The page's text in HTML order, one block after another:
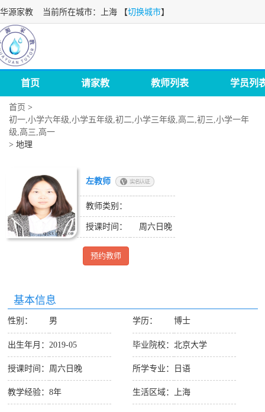
华源家教 当前所在城市：上海 【切换城市】
首页 请家教 教师列表 学员列
首页 >
初一,小学六年级,小学五年级,初二,小学三年级,高二,初三,小学一年
级,高三,高一
> 地理
左教师
教师类别：
授课时间： 周六日晚
预约教师
基本信息
性别： 男
出生年月： 2019-05
授课时间： 周六日晚
教学经验： 8年
学历： 博士
毕业院校： 北京大学
所学专业： 日语
生活区域： 上海